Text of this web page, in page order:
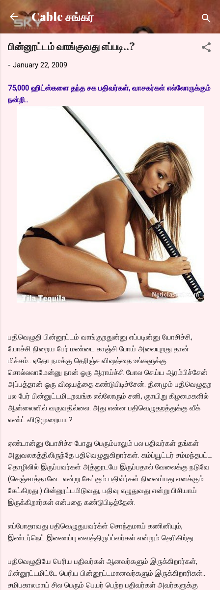
Skip to main content
Cable சங்கர்
பின்னூட்டம் வாங்குவது எப்படி..?
- January 22, 2009
75,000 ஹிட்ஸ்களை தந்த சக பதிவர்கள், வாசகர்கள் எல்லோருக்கும்
நன்றி..
பதிவெழுதி பின்னூட்டம் வாங்குறதுன்னு எப்படின்னு யோசிச்சி,
யோச்சி நிறைய பேர் மண்டை காஞ்சி போய் அலையுறது தான்
மிச்சம்.. ஏதோ நமக்கு தெரிஞ்ச விஷத்தை உங்களுக்கு
சொல்லலாமேன்னு நான் ஓரு ஆராய்ச்சி போல செய்ய ஆரம்பிச்சேன்
அப்பத்தான் ஓரு விஷயத்தை கண்டுபிடிச்சேன். தினமும் பதிவெழுதற
பல பேர் பின்னுட்டமிடறவங்க எல்லோரும் சனி, ஞாயிறு கிழமைகளில்
ஆன்லைனில் வருவதில்லை. அது என்ன பதிவெழுதறத்துக்கு வீக்
எண்ட் விடுமுறையா.?
ஏண்டான்னு யோசிச்ச போது பெரும்பாலும் பல பதிவர்கள் தங்கள்
அலுவலகத்திலிருந்தே பதிவெழுதுகிறார்கள். கம்ப்யூட்டர் சம்மந்தபட்ட
தொழிலில் இருப்பவர்கள் அத்னூடயே இருப்பதால் வேலைக்கு நடுவே
(செஞ்சாத்தானே.. என்று கேட்கும் பதிவ்ர்கள் நினைப்பது எனக்கும்
கேட்கிறது.) பின்னூட்டமிடுவது, பதிவு எழுதுவது என்று பிசியாய்
இருக்கிறார்கள் என்பதை கண்டுபிடித்தேன்.
எப்போதாவது பதிவெழுதுபவர்க்ள் சொந்தமாய் கணினியும்,
இண்டர்நெட் இணைப்பு வைத்திருப்ப்வர்கள் என்றும் தெரிகிற்து.
பதிவெழுதியே பெரிய பதிவர்கள் ஆனவர்களும் இருக்கிறார்கள்,
பின்னூட்டமிட்டே பெரிய பின்னூட்டமானவர்களும் இருக்கிறாரிகள்..
சமிபகாலமாய் சில பெரும் பெயர் பெற்ற பதிவர்கள் அவர்களுக்கு